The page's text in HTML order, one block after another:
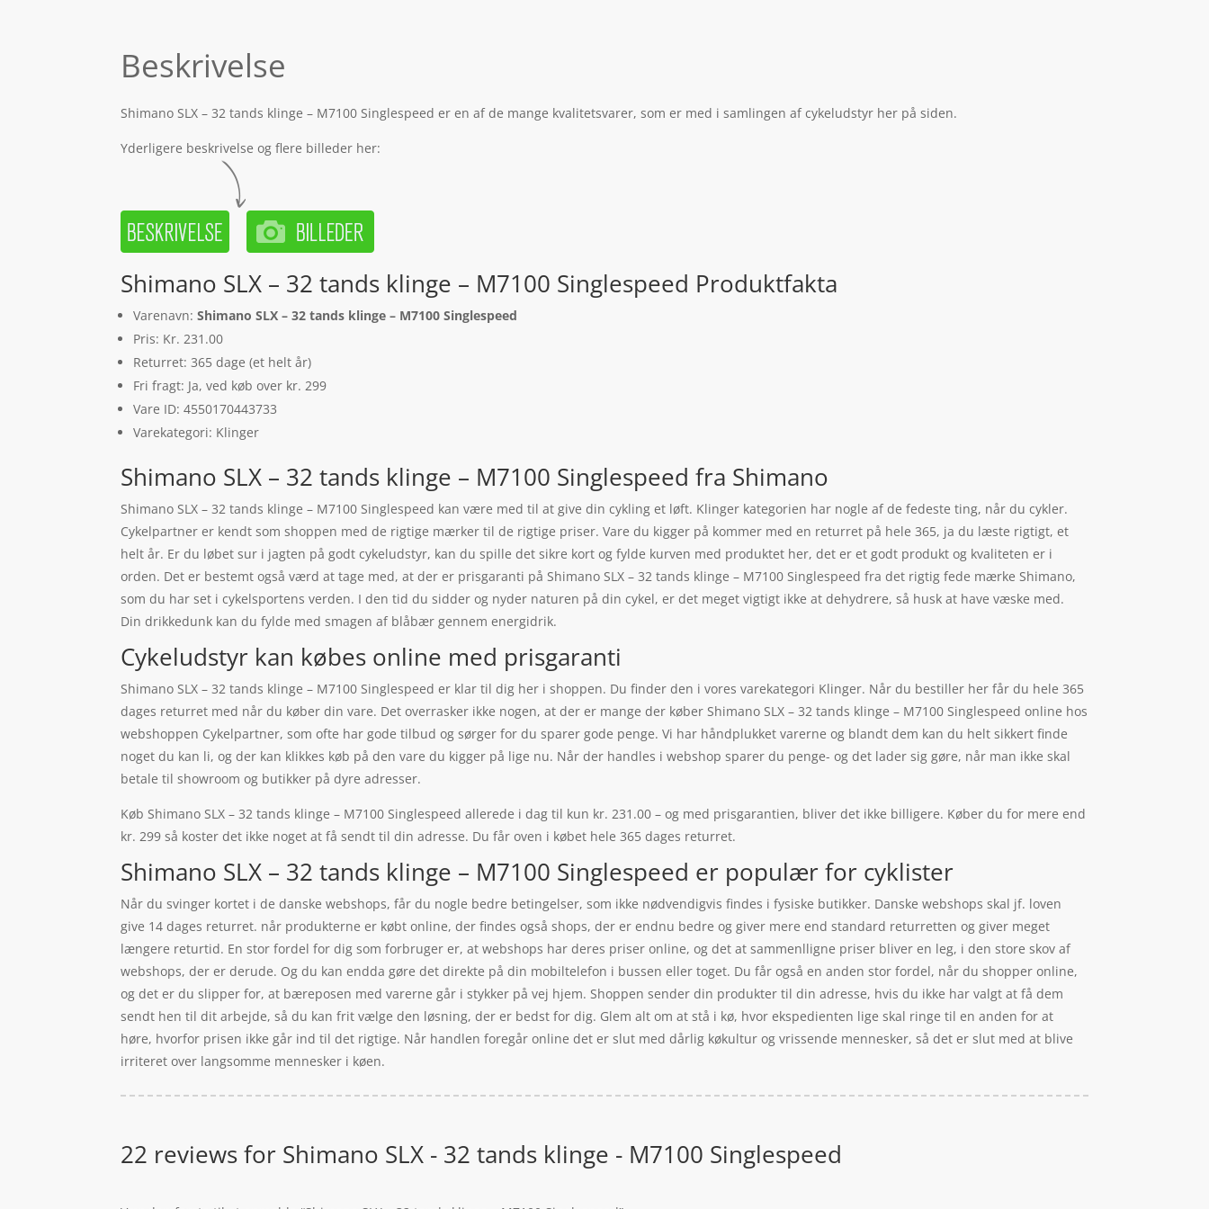
Beskrivelse
Shimano SLX – 32 tands klinge – M7100 Singlespeed er en af de mange kvalitetsvarer, som er med i samlingen af cykeludstyr her på siden.
Yderligere beskrivelse og flere billeder her:
Shimano SLX – 32 tands klinge – M7100 Singlespeed Produktfakta
Varenavn:Shimano SLX – 32 tands klinge – M7100 Singlespeed
Pris: Kr. 231.00
Returret: 365 dage (et helt år)
Fri fragt: Ja, ved køb over kr. 299
Vare ID: 4550170443733
Varekategori: Klinger
Shimano SLX – 32 tands klinge – M7100 Singlespeed fra Shimano
Shimano SLX – 32 tands klinge – M7100 Singlespeed kan være med til at give din cykling et løft. Klinger kategorien har nogle af de fedeste ting, når du cykler.
Cykelpartner er kendt som shoppen med de rigtige mærker til de rigtige priser. Vare du kigger på kommer med en returret på hele 365, ja du læste rigtigt, et
helt år. Er du løbet sur i jagten på godt cykeludstyr, kan du spille det sikre kort og fylde kurven med produktet her, det er et godt produkt og kvaliteten er i
orden. Det er bestemt også værd at tage med, at der er prisgaranti på Shimano SLX – 32 tands klinge – M7100 Singlespeed fra det rigtig fede mærke Shimano,
som du har set i cykelsportens verden. I den tid du sidder og nyder naturen på din cykel, er det meget vigtigt ikke at dehydrere, så husk at have væske med.
Din drikkedunk kan du fylde med smagen af blåbær gennem energidrik.
Cykeludstyr kan købes online med prisgaranti
Shimano SLX – 32 tands klinge – M7100 Singlespeed er klar til dig her i shoppen. Du finder den i vores varekategori Klinger. Når du bestiller her får du hele 365
dages returret med når du køber din vare. Det overrasker ikke nogen, at der er mange der køber Shimano SLX – 32 tands klinge – M7100 Singlespeed online hos
webshoppen Cykelpartner, som ofte har gode tilbud og sørger for du sparer gode penge. Vi har håndplukket varerne og blandt dem kan du helt sikkert finde
noget du kan li, og der kan klikkes køb på den vare du kigger på lige nu. Når der handles i webshop sparer du penge- og det lader sig gøre, når man ikke skal
betale til showroom og butikker på dyre adresser.
Køb Shimano SLX – 32 tands klinge – M7100 Singlespeed allerede i dag til kun kr. 231.00 – og med prisgarantien, bliver det ikke billigere. Køber du for mere end
kr. 299 så koster det ikke noget at få sendt til din adresse. Du får oven i købet hele 365 dages returret.
Shimano SLX – 32 tands klinge – M7100 Singlespeed er populær for cyklister
Når du svinger kortet i de danske webshops, får du nogle bedre betingelser, som ikke nødvendigvis findes i fysiske butikker. Danske webshops skal jf. loven
give 14 dages returret. når produkterne er købt online, der findes også shops, der er endnu bedre og giver mere end standard returretten og giver meget
længere returtid. En stor fordel for dig som forbruger er, at webshops har deres priser online, og det at sammenlligne priser bliver en leg, i den store skov af
webshops, der er derude. Og du kan endda gøre det direkte på din mobiltelefon i bussen eller toget. Du får også en anden stor fordel, når du shopper online,
og det er du slipper for, at bæreposen med varerne går i stykker på vej hjem. Shoppen sender din produkter til din adresse, hvis du ikke har valgt at få dem
sendt hen til dit arbejde, så du kan frit vælge den løsning, der er bedst for dig. Glem alt om at stå i kø, hvor ekspedienten lige skal ringe til en anden for at
høre, hvorfor prisen ikke går ind til det rigtige. Når handlen foregår online det er slut med dårlig køkultur og vrissende mennesker, så det er slut med at blive
irriteret over langsomme mennesker i køen.
22 reviews for Shimano SLX - 32 tands klinge - M7100 Singlespeed